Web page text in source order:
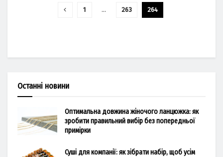
1 … 263 264
Останні новини
Оптимальна довжина жіночого ланцюжка: як
зробити правильний вибір без попередньої
примірки
Суші для компанії: як зібрати набір, щоб усім